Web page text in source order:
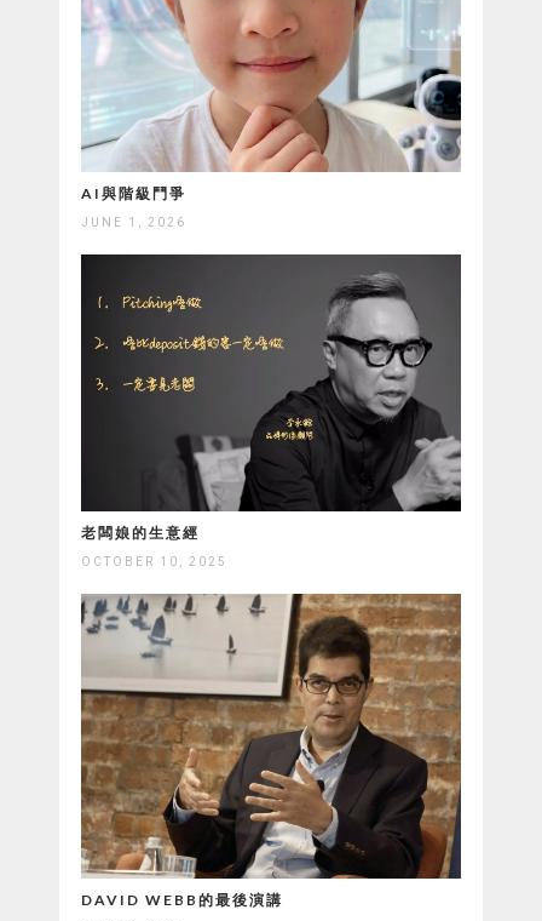
AI與階級鬥爭
JUNE 1, 2026
老闆娘的生意經
OCTOBER 10, 2025
DAVID WEBB的最後演講